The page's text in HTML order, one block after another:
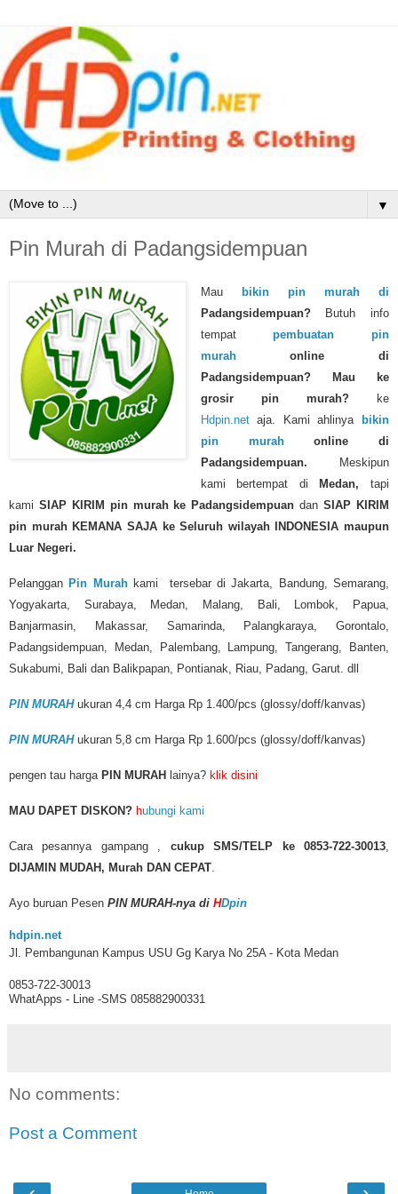
▼
Pin Murah di Padangsidempuan
Mau
bikin pin murah di
Padangsidempuan?
Butuh info
tempatpembuatan pin
murahonline di
Padangsidempuan?Mau ke
grosir pin murah?ke
Hdpin.net aja. Kami ahlinya
bikin
pin murahonline di
Padangsidempuan.
Meskipun
kami bertempat di
Medan,tapi
kami SIAP KIRIM pin murahke PadangsidempuandanSIAP KIRIM
pin murah KEMANA SAJA ke Seluruh wilayah INDONESIA maupun
Luar Negeri.
Pelanggan Pin Murah kami tersebar di Jakarta, Bandung, Semarang,
Yogyakarta, Surabaya, Medan, Malang, Bali, Lombok, Papua,
Banjarmasin, Makassar, Samarinda, Palangkaraya, Gorontalo,
Padangsidempuan, Medan, Palembang, Lampung, Tangerang, Banten,
Sukabumi, Bali dan Balikpapan, Pontianak, Riau, Padang, Garut. dll
PIN MURAH ukuran 4,4 cm Harga Rp 1.400/pcs (glossy/doff/kanvas)
PIN MURAH ukuran 5,8 cm Harga Rp 1.600/pcs (glossy/doff/kanvas)
pengen tau harga PIN MURAH lainya? klik disini
MAU DAPET DISKON? hubungi kami
Cara pesannya gampang , cukup SMS/TELP ke 0853-722-30013,
DIJAMIN MUDAH, Murah DAN CEPAT.
Ayo buruan Pesen PIN MURAH-nya di HDpin
hdpin.net
Jl. Pembangunan Kampus USU Gg Karya No 25A - Kota Medan
0853-722-30013
WhatApps - Line -SMS 085882900331
No comments:
Post a Comment